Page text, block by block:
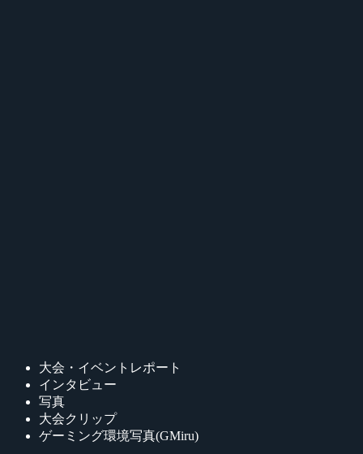
大会・イベントレポート
インタビュー
写真
大会クリップ
ゲーミング環境写真(GMiru)